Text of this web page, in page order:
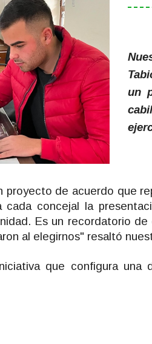
un
proyecto de acuerdo que
cada concejal la
Es un recordatorio
al elegirnos" resaltó
que configura una